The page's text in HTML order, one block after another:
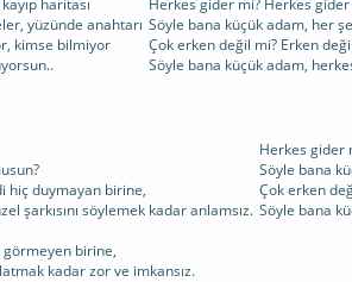
haritası
yüzünde anahtarı
kimse bilmiyor
Herkes gider mi? Herkes gider
Söyle bana küçük adam, her
Çok erken değil mi? Erken
Söyle bana küçük adam,
hiç duymayan birine,
şarkısını söylemek kadar anlamsız.
birine,
kadar zor ve imkansız.
Herkes gider
Söyle bana
Çok erken
Söyle bana